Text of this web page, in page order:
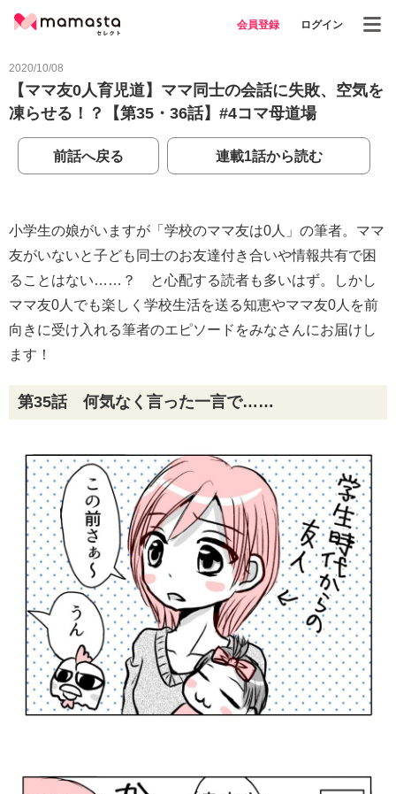
会員登録 ログイン
2020/10/08
【ママ友0人育児道】ママ同士の会話に失敗、空気を
凍らせる！？【第35・36話】#4コマ母道場
前話へ戻る 連載1話から読む
小学生の娘がいますが「学校のママ友は0人」の筆者。ママ
友がいないと子ども同士のお友達付き合いや情報共有で困
ることはない……？ と心配する読者も多いはず。しかし
ママ友0人でも楽しく学校生活を送る知恵やママ友0人を前
向きに受け入れる筆者のエピソードをみなさんにお届けし
ます！
第35話 何気なく言った一言で……